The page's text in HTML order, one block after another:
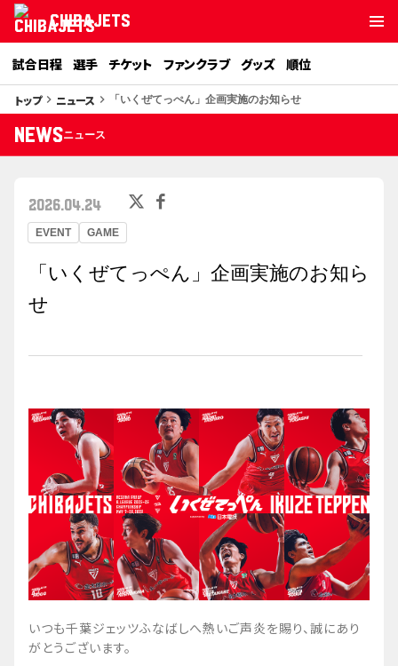
CHIBAJETS
試合日程 選手 チケット ファンクラブ グッズ 順位
トップkeyboard_arrow_right ニュース keyboard_arrow_right 「いくぜてっぺん」企画実施のお知らせ
NEWSニュース
EVENT GAME
2026.04.24
「いくぜてっぺん」企画実施のお知ら
せ
いつも千葉ジェッツふなばしへ熱いご声炎を賜り、誠にあり
がとうございます。